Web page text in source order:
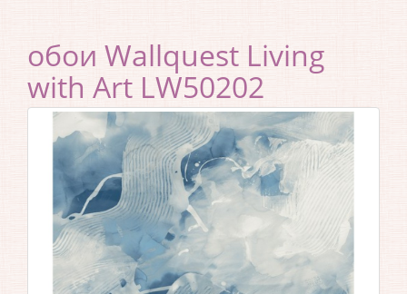
обои Wallquest Living
with Art LW50202